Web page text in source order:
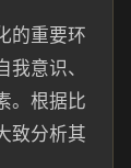
的重要环
意识、
。根据比
致分析其